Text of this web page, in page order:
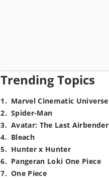
Trending Topics
1. Marvel Cinematic Universe
2. Spider-Man
3. Avatar: The Last Airbender
4. Bleach
5. Hunter x Hunter
6. Pangeran Loki One Piece
7. One Piece